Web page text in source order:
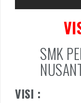
SMK
VISI :